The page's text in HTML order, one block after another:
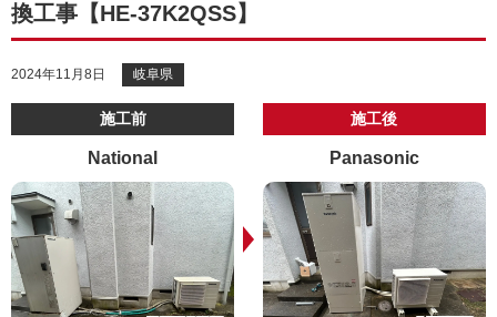
換工事【HE-37K2QSS】
2024年11月8日 岐阜県
施工前
National
施工後
Panasonic